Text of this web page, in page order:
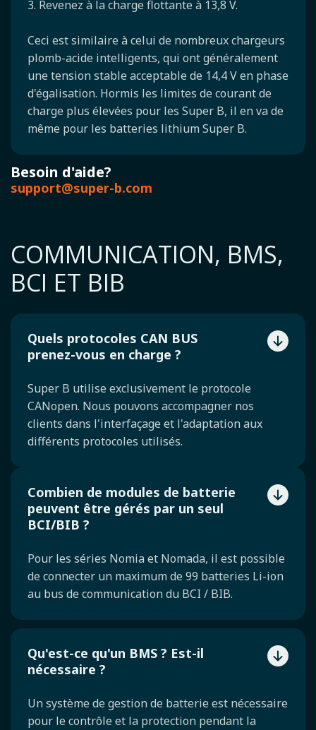
3. Revenez à la charge flottante à 13,8 V.
Ceci est similaire à celui de nombreux chargeurs
plomb-acide intelligents, qui ont généralement
une tension stable acceptable de 14,4 V en phase
d'égalisation. Hormis les limites de courant de
charge plus élevées pour les Super B, il en va de
même pour les batteries lithium Super B.
Besoin d'aide?
support@super-b.com
COMMUNICATION, BMS,
BCI ET BIB
Quels protocoles CAN BUS
prenez-vous en charge ?
Super B utilise exclusivement le protocole
CANopen. Nous pouvons accompagner nos
clients dans l'interfaçage et l'adaptation aux
différents protocoles utilisés.
Combien de modules de batterie
peuvent être gérés par un seul
BCI/BIB ?
Pour les séries Nomia et Nomada, il est possible
de connecter un maximum de 99 batteries Li-ion
au bus de communication du BCI / BIB.
Qu'est-ce qu'un BMS ? Est-il
nécessaire ?
Un système de gestion de batterie est nécessaire
pour le contrôle et la protection pendant la